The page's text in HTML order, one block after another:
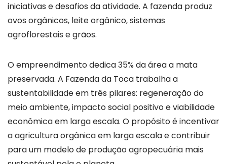
iniciativas e desafios da atividade. A fazenda produz
ovos orgânicos, leite orgânico, sistemas
agroflorestais e grãos.
O empreendimento dedica 35% da área a mata
preservada. A Fazenda da Toca trabalha a
sustentabilidade em três pilares: regeneração do
meio ambiente, impacto social positivo e viabilidade
econômica em larga escala. O propósito é incentivar
a agricultura orgânica em larga escala e contribuir
para um modelo de produção agropecuária mais